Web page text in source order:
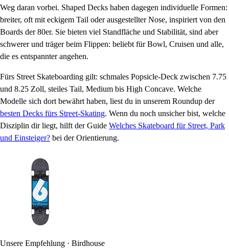
Weg daran vorbei. Shaped Decks haben dagegen individuelle Formen:
breiter, oft mit eckigem Tail oder ausgestellter Nose, inspiriert von den
Boards der 80er. Sie bieten viel Standfläche und Stabilität, sind aber
schwerer und träger beim Flippen: beliebt für Bowl, Cruisen und alle,
die es entspannter angehen.
Fürs Street Skateboarding gilt: schmales Popsicle-Deck zwischen 7.75
und 8.25 Zoll, steiles Tail, Medium bis High Concave. Welche
Modelle sich dort bewährt haben, liest du in unserem Roundup der
besten Decks fürs Street-Skating. Wenn du noch unsicher bist, welche
Disziplin dir liegt, hilft der Guide Welches Skateboard für Street, Park
und Einsteiger? bei der Orientierung.
Unsere Empfehlung · Birdhouse